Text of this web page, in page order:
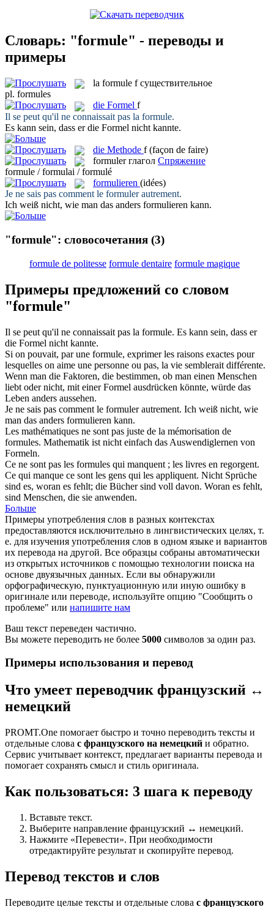
Словарь: "formule" - переводы и
примеры
la formule f существительное
pl. formules
die Formel f
Il se peut qu'il ne connaissait pas la formule.
Es kann sein, dass er die Formel nicht kannte.
die Methode f (façon de faire)
formuler глагол Спряжение
formule / formulai / formulé
formulieren (idées)
Je ne sais pas comment le formulerautrement.
Ich weiß nicht, wie man das anders formulieren kann.
"formule": словосочетания (3)
formule de politesse formule dentaire formule magique
Примеры предложений со словом
"formule"
Il se peut qu'il ne connaissait pas la formule. Es kann sein, dass er
die Formel nicht kannte.
Si on pouvait, par une formule, exprimer les raisons exactes pour
lesquelles on aime une personne ou pas, la vie semblerait différente.
Wenn man die Faktoren, die bestimmen, ob man einen Menschen
liebt oder nicht, mit einerFormel ausdrücken könnte, würde das
Leben anders aussehen.
Je ne sais pas comment le formulerautrement. Ich weiß nicht, wie
man das anders formulieren kann.
Les mathématiques ne sont pas juste de la mémorisation de
formules. Mathematik ist nicht einfach das Auswendiglernen von
Formeln.
Ce ne sont pas les formules qui manquent ; les livres en regorgent.
Ce qui manque ce sont les gens qui les appliquent. Nicht Sprüche
sind es, woran es fehlt; die Bücher sind voll davon. Woran es fehlt,
sind Menschen, die sie anwenden.
Больше
Примеры употребления слов в разных контекстах
предоставляются исключительно в лингвистических целях, т.
е. для изучения употребления слов в одном языке и вариантов
их перевода на другой. Все образцы собраны автоматически
из открытых источников с помощью технологии поиска на
основе двуязычных данных. Если вы обнаружили
орфографическую, пунктуационную или иную ошибку в
оригинале или переводе, используйте опцию "Сообщить о
проблеме" или напишите нам
Ваш текст переведен частично.
Вы можете переводить не более 5000 символов за один раз.
Примеры использования и перевод
Что умеет переводчик французский ↔
немецкий
PROMT.One помогает быстро и точно переводить тексты и
отдельные слова с французского на немецкий и обратно.
Сервис учитывает контекст, предлагает варианты перевода и
помогает сохранять смысл и стиль оригинала.
Как пользоваться: 3 шага к переводу
Вставьте текст.
Выберите направление французский ↔ немецкий.
Нажмите «Перевести». При необходимости
отредактируйте результат и скопируйте перевод.
Перевод текстов и слов
Переводите целые тексты и отдельные слова с французского